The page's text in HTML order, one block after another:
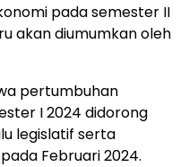
pada semester II
akan diumumkan oleh
pertumbuhan
I 2024 didorong
legislatif serta
Februari 2024.